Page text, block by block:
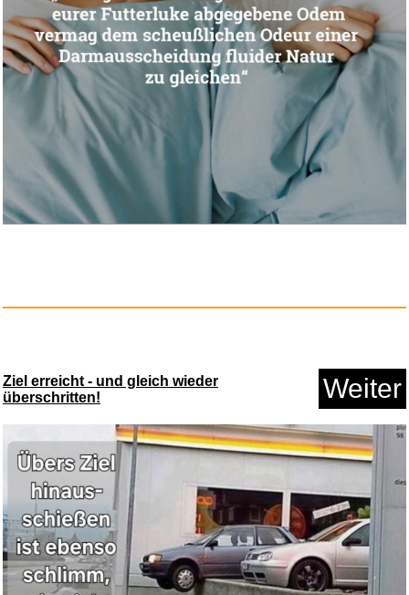
Anzeige
Star Wars The Vintage Collecti...
Ziel erreicht - und gleich wieder
überschritten!
Weiter